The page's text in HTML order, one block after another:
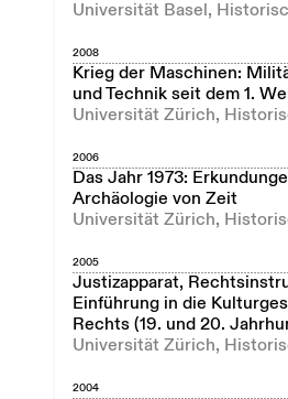
Universität Basel,
2008
Krieg der Maschinen:
und Technik seit dem 1.
Universität Zürich,
2006
Das Jahr 1973:
Archäologie von Zeit
Universität Zürich,
2005
Justizapparat,
Einführung in die
Rechts (19. und 20.
Universität Zürich,
2004